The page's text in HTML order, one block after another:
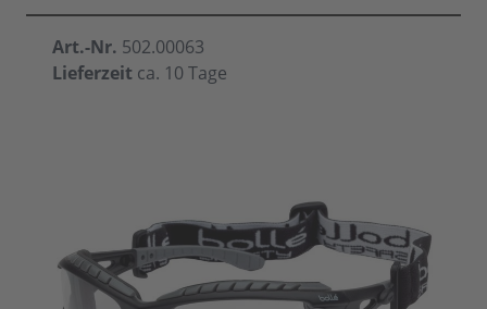
Art.-Nr. 502.00063
Lieferzeit ca. 10 Tage